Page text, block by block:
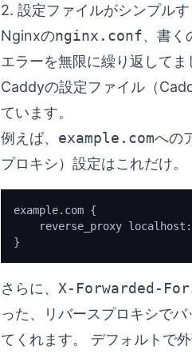
2. 設定ファイルがシンプル
Nginxのnginx.conf、書く
エラーを無限に繰り返して
Caddyの設定ファイル（
ています。
例えば、 example.comへの
プロキシ）設定はこれだけ。
example.com {
reverse_proxy
}
さらに、 X-Forwarded-For
った、リバースプロキシで
てくれます。 デフォルトで